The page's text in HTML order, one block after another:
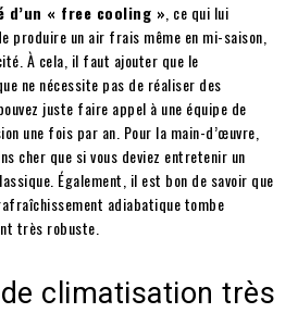
d’un « free cooling » , ce qui lui
produire un air frais même en mi-saison,
À cela, il faut ajouter que le
ne nécessite pas de réaliser des
juste faire appel à une équipe de
une fois par an. Pour la main-d’œuvre,
cher que si vous deviez entretenir un
Également, il est bon de savoir que
adiabatique tombe
très robuste.
climatisation très